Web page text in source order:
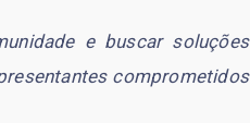
e buscar soluções
comprometidos